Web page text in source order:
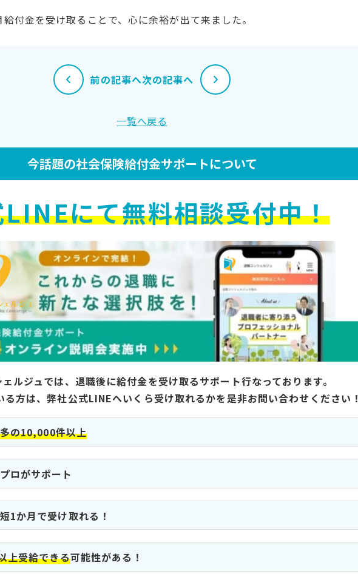
付金を受け取ることで、心に余裕が出て来ました。
前の記事へ次の記事へ
一覧へ戻る
今話題の社会保険給付金サポートについて
にて無料相談受付中！
ルジュでは、退職後に給付金を受け取るサポート行なっております。
る方は、弊社公式LINEへいくら受け取れるかを是非お問い合わせください！
の10,000件以上
ロがサポート
1か月で受け取れる！
上受給できる可能性がある！